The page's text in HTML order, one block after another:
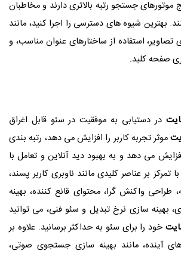
موتورهای جستجو رتبه بالاتری دارند و مخاطبان
بهترین شیوه های دسترسی را اجرا کنید، مانند
تصاویر، استفاده از ساختارهای عنوان مناسب، و
صفحه کلید.
در دستیابی به موفقیت در سئو قابل اغراق
موثر تجربه کاربر را افزایش می دهد، رتبه بندی
می دهد و به بهبود دید آنلاین و تعامل با
بر عناصر کلیدی مانند ناوبری کاربر پسند،
طراحی واکنش گرا، محتوای قانع کننده، بهینه
بهینه سازی نرخ تبدیل و سئو فنی، می توانید
خود را برای سئو به حداکثر برسانید. علاوه بر
آینده، مانند بهینه سازی جستجوی صوتی،